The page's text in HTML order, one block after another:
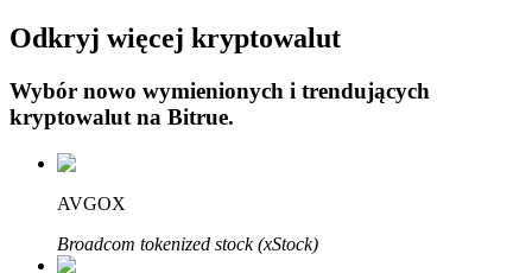
Pożyczki
Usługa pożyczek wspieranych kryptowalutami
Odkryj więcej kryptowalut
Wybór nowo wymienionych i trendujących
kryptowalut na Bitrue.
AVGOX
Broadcom tokenized stock (xStock)